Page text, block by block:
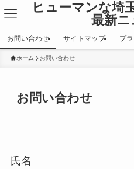
ヒューマンな埼
最新ニ
お問い合わせ サイトマップ プ
ホーム お問い合わせ
お問い合わせ
氏名